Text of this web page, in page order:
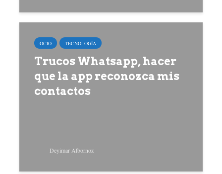
OCIO TECNOLOGÍA
Trucos Whatsapp, hacer
que la app reconozca mis
contactos
Deyimar Albornoz